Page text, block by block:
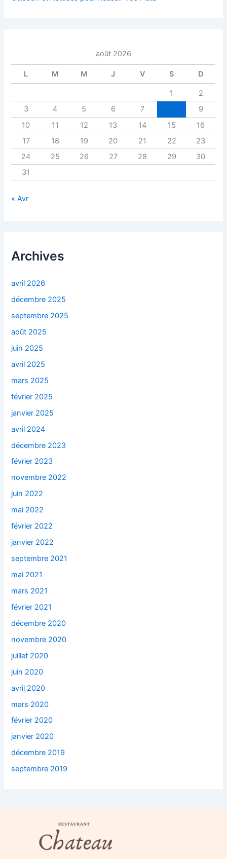
août 2026
L M M J V S D
1
2
3
4 5 6 7
9
10
11 12 13 14 15
16
17
18 19 20 21 22
23
24
25 26 27 28 29
30
31
« Avr
Archives
avril 2026
décembre 2025
septembre 2025
août 2025
juin 2025
avril 2025
mars 2025
février 2025
janvier 2025
avril 2024
décembre 2023
février 2023
novembre 2022
juin 2022
mai 2022
février 2022
janvier 2022
septembre 2021
mai 2021
mars 2021
février 2021
décembre 2020
novembre 2020
juillet 2020
juin 2020
avril 2020
mars 2020
février 2020
janvier 2020
décembre 2019
septembre 2019